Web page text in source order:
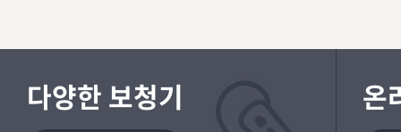
다양한 보청기 온